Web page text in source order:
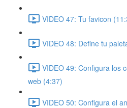
VIDEO 47: Tu favicon
VIDEO 48: Define tu
VIDEO 49: Configura los
web (4:37)
VIDEO 50: Configura el